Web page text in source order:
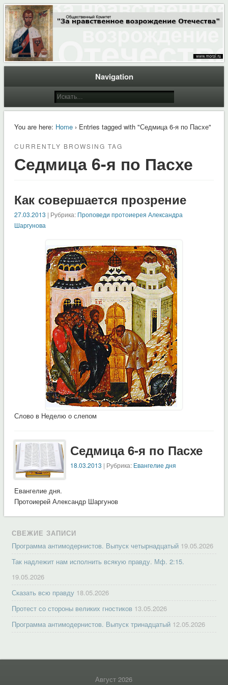
Moral.Ru
Общественный Комитет "За нравственное возрождение Отечества"
Navigation
You are here: Home› Entries tagged with "Седмица 6-я по Пасхе"
CURRENTLY BROWSING TAG
Седмица 6-я по Пасхе
Как совершается прозрение
27.03.2013 | Рубрика: Проповеди протоиерея Александра
Шаргунова
Слово в Неделю о слепом
Седмица 6-я по Пасхе
18.03.2013 | Рубрика: Евангелие дня
Евангелие дня.
Протоиерей Александр Шаргунов
СВЕЖИЕ ЗАПИСИ
Программа антимодернистов. Выпуск четырнадцатый 19.05.2026
Так надлежит нам исполнить всякую правду. Мф. 2:15.
19.05.2026
Сказать всю правду 18.05.2026
Протест со стороны великих гностиков 13.05.2026
Программа антимодернистов. Выпуск тринадцатый 12.05.2026
Август 2026